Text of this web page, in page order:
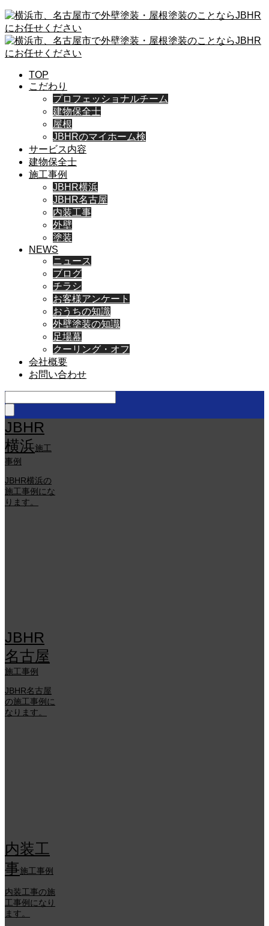
TOP
こだわり
プロフェッショナルチーム
建物保全士
屋根
JBHRのマイホーム検
サービス内容
建物保全士
施工事例
JBHR横浜
JBHR名古屋
内装工事
外壁
塗装
NEWS
ニュース
ブログ
チラシ
お客様アンケート
おうちの知識
外壁塗装の知識
足場幕
クーリング・オフ
会社概要
お問い合わせ
JBHR
横浜施工
事例
JBHR横浜の
施工事例にな
ります。
JBHR
名古屋
施工事例
JBHR名古屋
の施工事例に
なります。
内装工
事施工事例
内装工事の施
工事例になり
ます。